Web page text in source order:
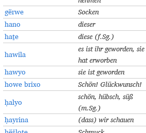
gërwe Socken
hano dieser
haṯe diese (f.Sg.)
hawila es ist ihr geworden, sie
hat erworben
hawyo sie ist geworden
howe brixo Schön! Glückwunsch!
ḥalyo
schön, hübsch, süß
(m.Sg.)
ḥayrina (dass)wir schauen